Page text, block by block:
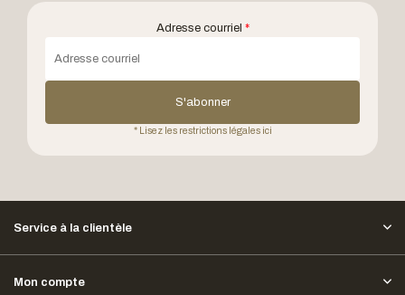
Adresse courriel *
S'abonner
* Lisez les restrictions légales ici
Service à la clientèle
Mon compte